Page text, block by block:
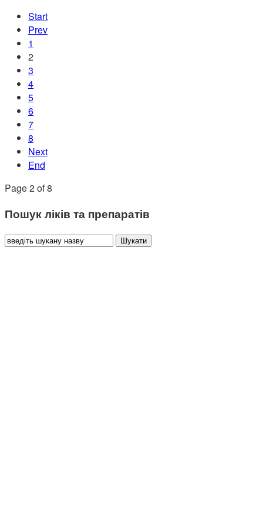
Start
Prev
1
2
3
4
5
6
7
8
Next
End
Page 2 of 8
Пошук ліків та препаратів